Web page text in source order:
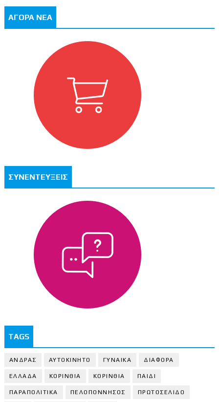
ΑΓΟΡΑ ΝΕΑ
ΣΥΝΕΝΤΕΥΞΕΙΣ
TAGS
ΑΝΔΡΑΣ ΑΥΤΟΚΙΝΗΤΟ ΓΥΝΑΙΚΑ ΔΙΑΦΟΡΑ
ΕΛΛΑΔΑ ΚΟΡΙΝΘΙΑ ΚΟΡΙΝΘΙA ΠΑΙΔΙ
ΠΑΡΑΠΟΛΙΤΙΚΑ ΠΕΛΟΠΟΝΝΗΣΟΣ ΠΡΩΤΟΣΕΛΙΔΟ